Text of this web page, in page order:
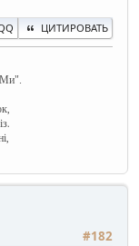
ЦИТИРОВАТЬ
#182